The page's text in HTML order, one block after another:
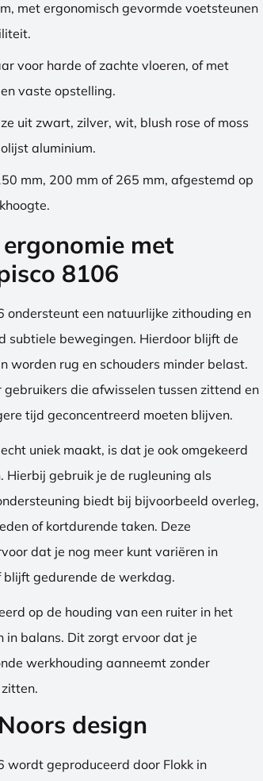
met ergonomisch gevormde voetsteunen
voor harde of zachte vloeren, of met
vaste opstelling.
uit zwart, zilver, wit, blush rose of moss
aluminium.
mm, 200 mm of 265 mm, afgestemd op
met
8106
ondersteunt een natuurlijke zithouding en
subtiele bewegingen. Hierdoor blijft de
worden rug en schouders minder belast.
gebruikers die afwisselen tussen zittend en
tijd geconcentreerd moeten blijven.
uniek maakt, is dat je ook omgekeerd
Hierbij gebruik je de rugleuning als
biedt bij bijvoorbeeld overleg,
of kortdurende taken. Deze
dat je nog meer kunt variëren in
gedurende de werkdag.
op de houding van een ruiter in het
in balans. Dit zorgt ervoor dat je
werkhouding aanneemt zonder
design
wordt geproduceerd door Flokk in